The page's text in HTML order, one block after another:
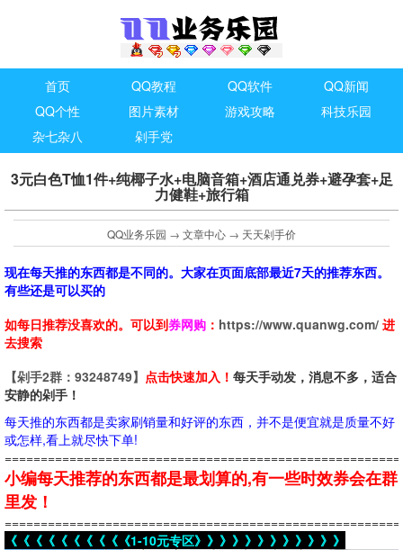
首页 QQ教程 QQ软件
QQ新闻
QQ个性
图片素材 游戏攻略
科技乐园
杂七杂八
剁手党
3元白色T恤1件+纯椰子水+电脑音箱+酒店通兑券+避孕套+足
力健鞋+旅行箱
QQ业务乐园 → 文章中心 → 天天剁手价
现在每天推的东西都是不同的。大家在页面底部最近7天的推荐东西。
有些还是可以买的
如每日推荐没喜欢的。可以到券网购 ： https://www.quanwg.com/ 进
去搜索
【剁手2群：93248749】 点击快速加入！ 每天手动发，消息不多，适合
安静的剁手！
每天推的东西都是卖家刷销量和好评的东西，并不是便宜就是质量不好
或怎样,看上就尽快下单!
小编每天推荐的东西都是最划算的,有一些时效券会在群
里发！
《《《《《《《《《《1-10元专区》》》》》》》》》》》》